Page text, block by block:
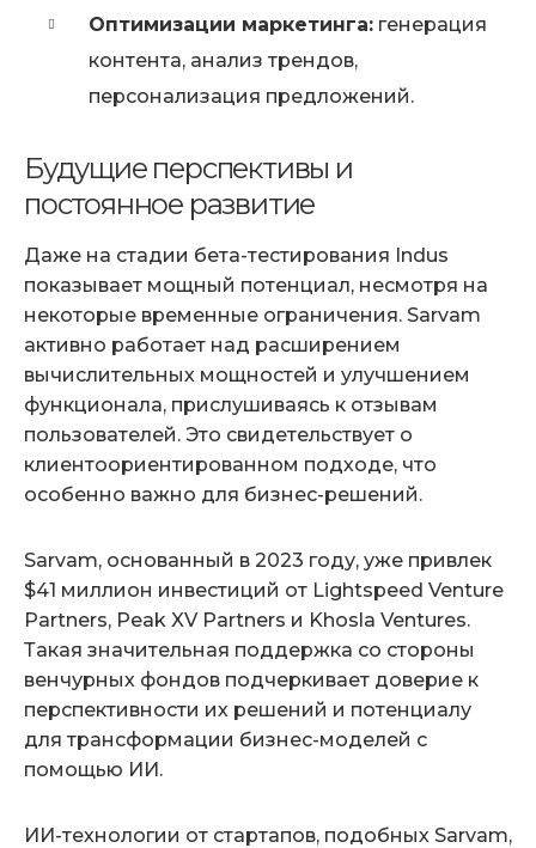
Оптимизации маркетинга: генерация
контента, анализ трендов,
персонализация предложений.
Будущие перспективы и
постоянное развитие
Даже на стадии бета-тестирования Indus
показывает мощный потенциал, несмотря на
некоторые временные ограничения. Sarvam
активно работает над расширением
вычислительных мощностей и улучшением
функционала, прислушиваясь к отзывам
пользователей. Это свидетельствует о
клиентоориентированном подходе, что
особенно важно для бизнес-решений.
Sarvam, основанный в 2023 году, уже привлек
$41 миллион инвестиций от Lightspeed Venture
Partners, Peak XV Partners и Khosla Ventures.
Такая значительная поддержка со стороны
венчурных фондов подчеркивает доверие к
перспективности их решений и потенциалу
для трансформации бизнес-моделей с
помощью ИИ.
ИИ-технологии от стартапов, подобных Sarvam,